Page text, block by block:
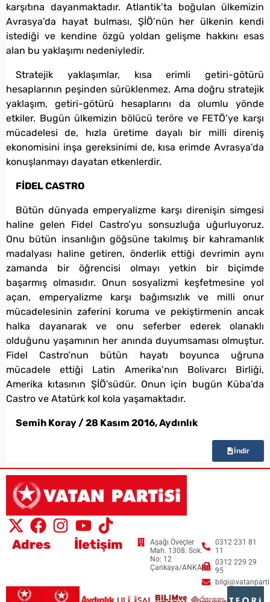
karşıtına dayanmaktadır. Atlantik’ta boğulan ülkemizin
Avrasya’da hayat bulması, ŞİÖ’nün her ülkenin kendi
istediği ve kendine özgü yoldan gelişme hakkını esas
alan bu yaklaşımı nedeniyledir.
Stratejik yaklaşımlar, kısa erimli getiri-götürü
hesaplarının peşinden sürüklenmez. Ama doğru stratejik
yaklaşım, getiri-götürü hesaplarını da olumlu yönde
etkiler. Bugün ülkemizin bölücü teröre ve FETÖ’ye karşı
mücadelesi de, hızla üretime dayalı bir milli direniş
ekonomisini inşa gereksinimi de, kısa erimde Avrasya’da
konuşlanmayı dayatan etkenlerdir.
FİDEL CASTRO
Bütün dünyada emperyalizme karşı direnişin simgesi
haline gelen Fidel Castro’yu sonsuzluğa uğurluyoruz.
Onu bütün insanlığın göğsüne takılmış bir kahramanlık
madalyası haline getiren, önderlik ettiği devrimin aynı
zamanda bir öğrencisi olmayı yetkin bir biçimde
başarmış olmasıdır. Onun sosyalizmi keşfetmesine yol
açan, emperyalizme karşı bağımsızlık ve milli onur
mücadelesinin zaferini koruma ve pekiştirmenin ancak
halka dayanarak ve onu seferber ederek olanaklı
olduğunu yaşamının her anında duyumsaması olmuştur.
Fidel Castro’nun bütün hayatı boyunca uğruna
mücadele ettiği Latin Amerika’nın Bolivarcı Birliği,
Amerika kıtasının ŞİÖ’südür. Onun için bugün Küba’da
Castro ve Atatürk kol kola yaşamaktadır.
Semih Koray / 28 Kasım 2016, Aydınlık
İndir
Adres
Aşağı Öveçler
Mah. 1308. Sok.
No: 12
Çankaya/ANKARA
İletişim
0312 231 81
11
0312 229 29
95